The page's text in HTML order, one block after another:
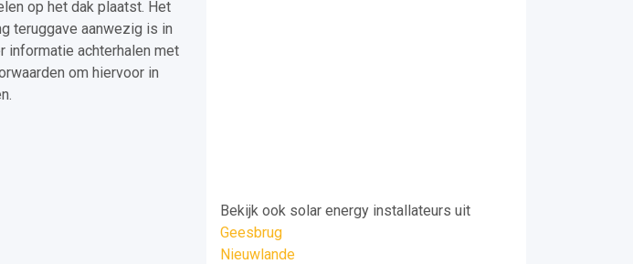
op het dak plaatst. Het
teruggave aanwezig is in
informatie achterhalen met
om hiervoor in
Bekijk ook solar energy installateurs uit
Geesbrug
Nieuwlande